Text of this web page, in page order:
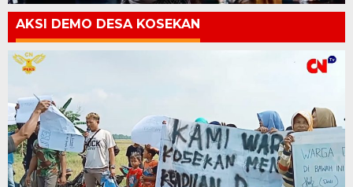
AKSI DEMO DESA KOSEKAN